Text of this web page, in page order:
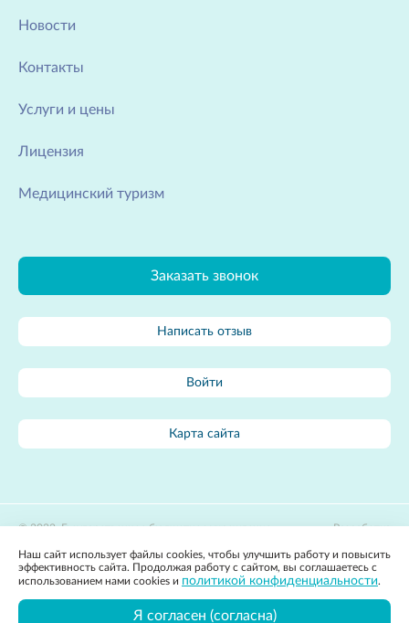
Новости
Контакты
Услуги и цены
Лицензия
Медицинский туризм
Заказать звонок
Написать отзыв
Войти
Карта сайта
2022, Государственное бюджетное учреждение
лечебной физкультуры и спортивной медицины»
Политика конфиденциальности
Разработка
Apricode
Вся представленная на сайте информация, касающаяся стоимости
товаров и услуг, носит информационный характер и ни при каких
условиях не является публичной офертой, определяемой положениями
Наш сайт использует файлы cookies, чтобы улучшить работу и повысить
эффективность сайта. Продолжая работу с сайтом, вы соглашаетесь с
использованием нами cookies и политикой конфиденциальности.
Я согласен (согласна)